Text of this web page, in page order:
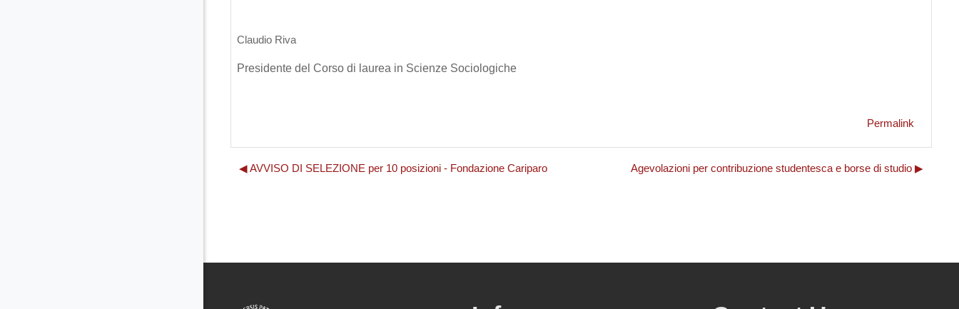
Claudio Riva
Presidente del Corso di laurea in Scienze Sociologiche
Permalink
◀︎ AVVISO DI SELEZIONE per 10 posizioni - Fondazione Cariparo Agevolazioni per contribuzione studentesca e borse di studio ▶︎